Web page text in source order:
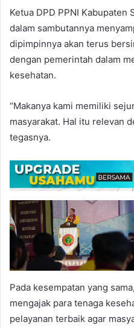
Ketua DPD PPNI Kabupaten
dalam sambutannya
dipimpinnya akan terus
dengan pemerintah dalam
kesehatan.
“Makanya kami memiliki
masyarakat. Hal itu relevan
tegasnya.
Pada kesempatan yang
mengajak para tenaga
pelayanan terbaik agar